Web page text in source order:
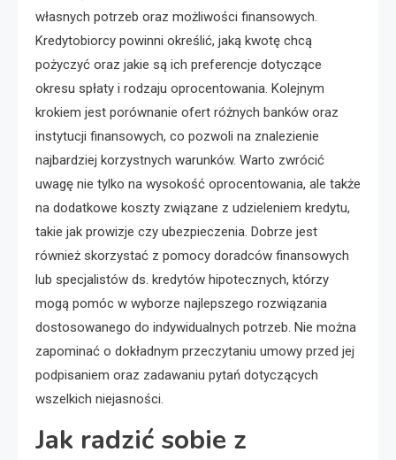
własnych potrzeb oraz możliwości finansowych.
Kredytobiorcy powinni określić, jaką kwotę chcą
pożyczyć oraz jakie są ich preferencje dotyczące
okresu spłaty i rodzaju oprocentowania. Kolejnym
krokiem jest porównanie ofert różnych banków oraz
instytucji finansowych, co pozwoli na znalezienie
najbardziej korzystnych warunków. Warto zwrócić
uwagę nie tylko na wysokość oprocentowania, ale także
na dodatkowe koszty związane z udzieleniem kredytu,
takie jak prowizje czy ubezpieczenia. Dobrze jest
również skorzystać z pomocy doradców finansowych
lub specjalistów ds. kredytów hipotecznych, którzy
mogą pomóc w wyborze najlepszego rozwiązania
dostosowanego do indywidualnych potrzeb. Nie można
zapominać o dokładnym przeczytaniu umowy przed jej
podpisaniem oraz zadawaniu pytań dotyczących
wszelkich niejasności.
Jak radzić sobie z